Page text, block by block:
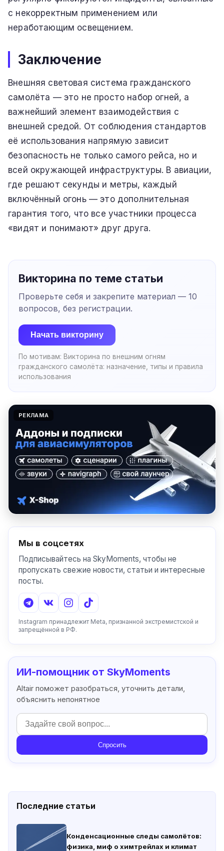
с некорректным применением или
неработающим освещением.
Заключение
Внешняя световая система гражданского
самолёта — это не просто набор огней, а
важнейший элемент взаимодействия с
внешней средой. От соблюдения стандартов
её использования напрямую зависит
безопасность не только самого рейса, но и
всей окружающей инфраструктуры. В авиации,
где решают секунды и метры, каждый
включённый огонь — это дополнительная
гарантия того, что все участники процесса
«видят и понимают» друг друга.
Викторина по теме статьи
Проверьте себя и закрепите материал — 10
вопросов, без регистрации.
Начать викторину
По мотивам: Викторина по внешним огням
гражданского самолёта: назначение, типы и правила
использования
РЕКЛАМА
Мы в соцсетях
Подписывайтесь на SkyMoments, чтобы не
пропускать свежие новости, статьи и интересные
посты.
Instagram принадлежит Meta, признанной экстремистской и
запрещённой в РФ.
ИИ-помощник от SkyMoments
Altair поможет разобраться, уточнить детали,
объяснить непонятное
Спросить
Последние статьи
Конденсационные следы самолётов:
физика, миф о химтрейлах и климат